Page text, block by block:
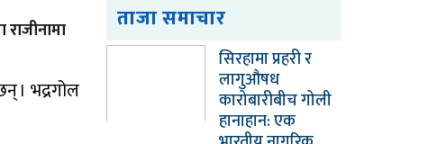
। भद्रगोल
ताजा समाचार
सिरहामा प्रहरी र
लागुऔषध
कारोबारीबीच गोली
हानाहान: एक